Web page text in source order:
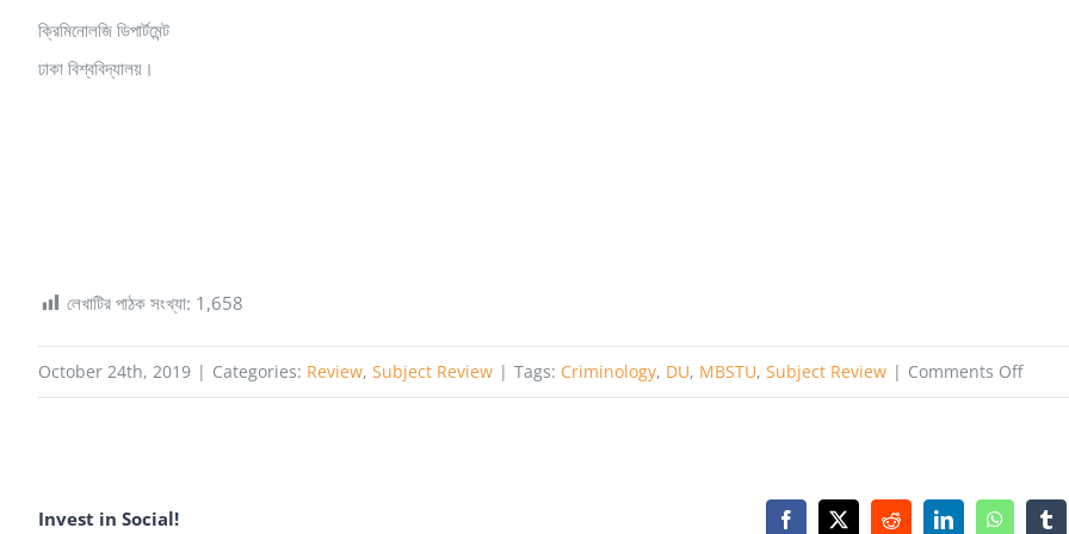
ক্রিমিনোলজি ডিপার্টমেন্ট
ঢাকা বিশ্ববিদ্যালয়।
লেখাটির পাঠক সংখ্যা: 1,658
October 24th, 2019 | Categories: Review, Subject Review | Tags: Criminology, DU, MBSTU, Subject Review | Comments Offon
পড়বো?
Invest in Social! Facebook
X RedditLinkedInWhatsApp